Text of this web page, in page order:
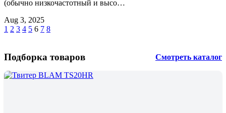
(обычно низкочастотный и высо…
Aug 3, 2025
1 2 3 4 5 6 7 8
Подборка товаров Смотреть каталог